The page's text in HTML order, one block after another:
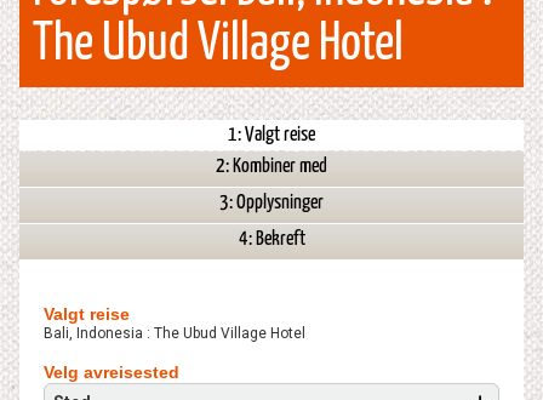
The Ubud Village Hotel
1: Valgt reise
2: Kombiner med
3: Opplysninger
4: Bekreft
Valgt reise
Bali, Indonesia : The Ubud Village Hotel
Velg avreisested